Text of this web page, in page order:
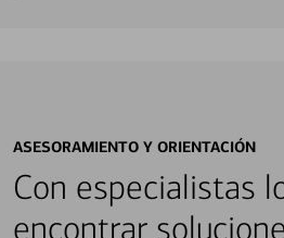
ASESORAMIENTO Y ORIENTACIÓN
Con especialistas
encontrar